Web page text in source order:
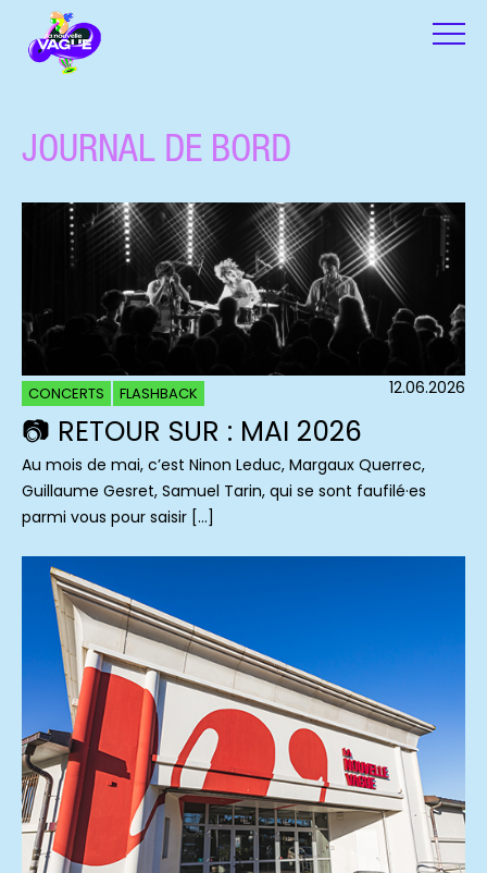
JOURNAL DE BORD
CONCERTS FLASHBACK 12.06.2026
📷 RETOUR SUR : MAI 2026
Au mois de mai, c’est Ninon Leduc, Margaux Querrec,
Guillaume Gesret, Samuel Tarin, qui se sont faufilé·es
parmi vous pour saisir […]